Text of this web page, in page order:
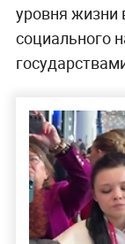
уровня жизни
социального